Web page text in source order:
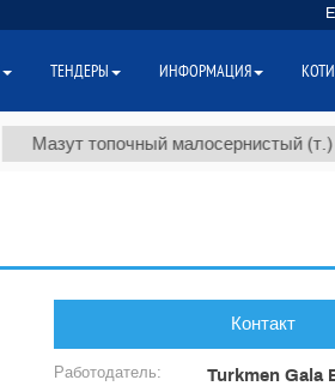
Мазут топочный малосернистый (т.)
Контакт
Работодатель: Turkmen Gala
ТЕНДЕРЫ ИНФОРМАЦИЯ